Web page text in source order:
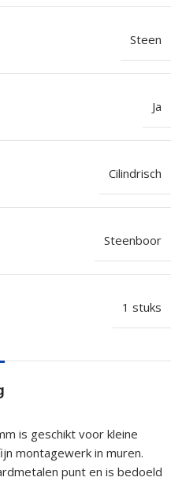
Steen
Ja
Cilindrisch
Steenboor
1 stuks
is geschikt voor kleine
montagewerk in muren.
punt en is bedoeld